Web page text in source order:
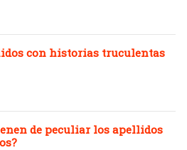
con historias truculentas
de peculiar los apellidos